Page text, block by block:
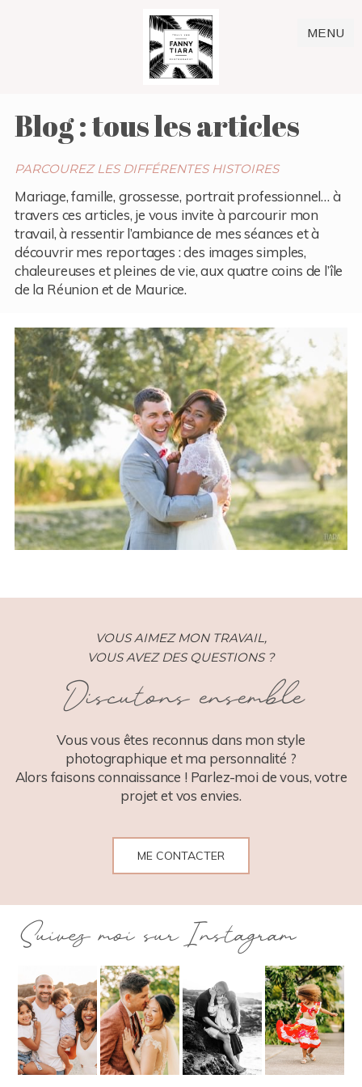
MENU
Blog : tous les articles
PARCOUREZ LES DIFFÉRENTES HISTOIRES
Mariage, famille, grossesse, portrait professionnel… à
travers ces articles, je vous invite à parcourir mon
travail, à ressentir l’ambiance de mes séances et à
découvrir mes reportages : des images simples,
chaleureuses et pleines de vie, aux quatre coins de l’île
de la Réunion et de Maurice.
Mariage – Sally et Pyv –
Domaine des Moures (34)
VOUS AIMEZ MON TRAVAIL,
VOUS AVEZ DES QUESTIONS ?
Discutons ensemble
Vous vous êtes reconnus dans mon style
photographique et ma personnalité ?
Alors faisons connaissance ! Parlez-moi de vous, votre
projet et vos envies.
ME CONTACTER
Suivez moi sur Instagram